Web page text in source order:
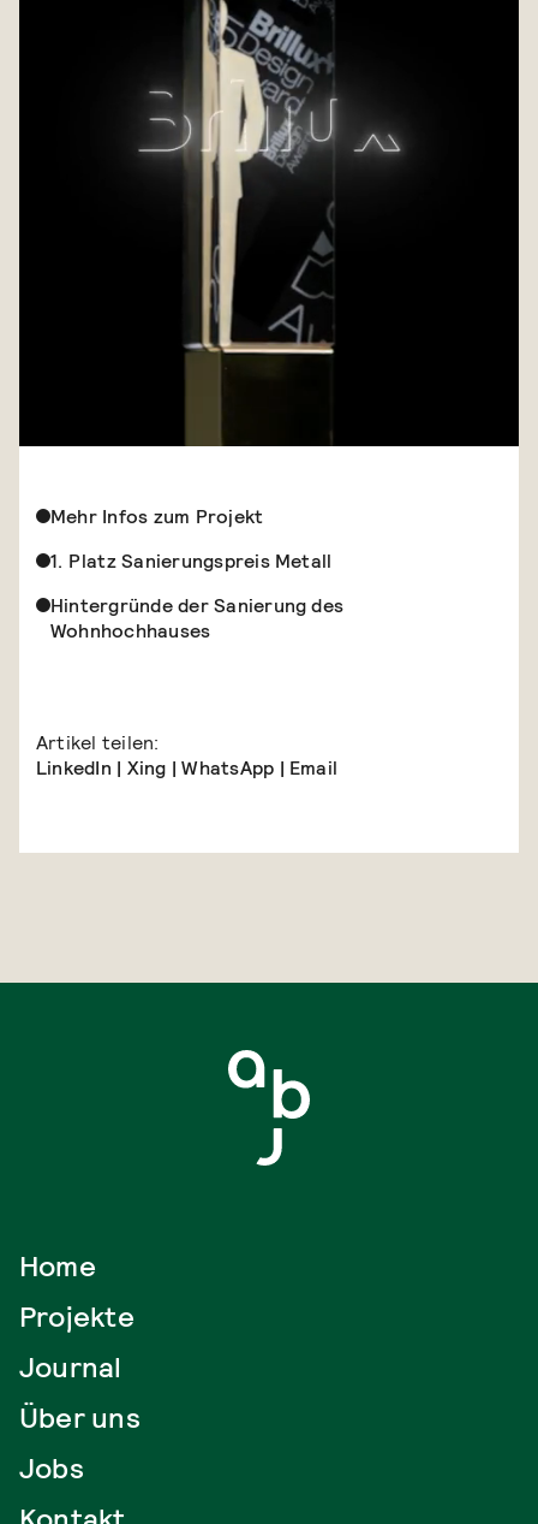
Mehr Infos zum Projekt
1. Platz Sanierungspreis Metall
Hintergründe der Sanierung des
Wohnhochhauses
Artikel teilen:
LinkedIn | Xing |WhatsApp | Email
Home
Projekte
Journal
Über uns
Jobs